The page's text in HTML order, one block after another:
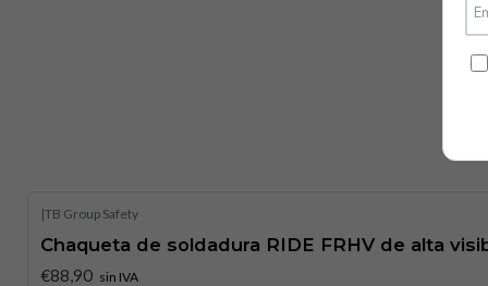
|TB Group Safety
Chaqueta de soldadura RIDE FRHV de alta
€88,90 sin IVA